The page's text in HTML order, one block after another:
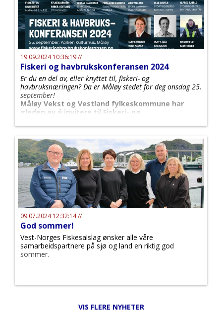
19.09.2024 10:36:19 //
Fiskeri og havbrukskonferansen 2024
Er du en del av, eller knyttet til, fiskeri- og
havbruksnæringen? Da er Måløy stedet for deg onsdag 25.
september!
Måløy Vekst og Vestland fylkeskommune har
gleden av å invitere til Fiskeri- og
09.07.2024 12:32:14 //
God sommer!
Vest-Norges Fiskesalslag ønsker alle våre
samarbeidspartnere på sjø og land en riktig god
sommer.
VIS FLERE NYHETER